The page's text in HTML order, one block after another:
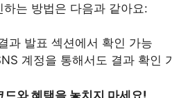
는 방법은 다음과 같아요:
과 발표 섹션에서 확인 가능
계정을 통해서도 결과 확인
와 혜택을 놓치지 마세요!